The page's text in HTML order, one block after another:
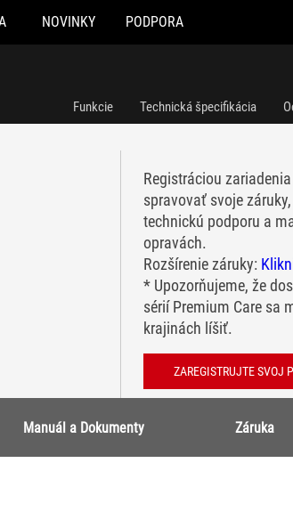
NOVINKY PODPORA
Funkcie Technická špecifikácia
Registráciou
spravovať svoje
technickú podporu a
opravách.
Rozšírenie záruky:
* Upozorňujeme, že
sérií Premium Care sa
krajinách líšiť.
ZAREGISTRUJTE SVOJ
Manuál a Dokumenty Záruka